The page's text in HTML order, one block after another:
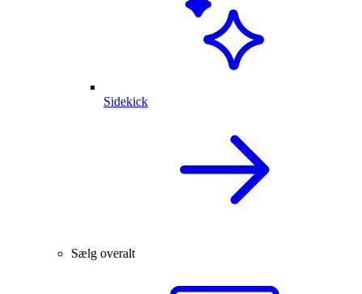
Sidekick
Sælg overalt